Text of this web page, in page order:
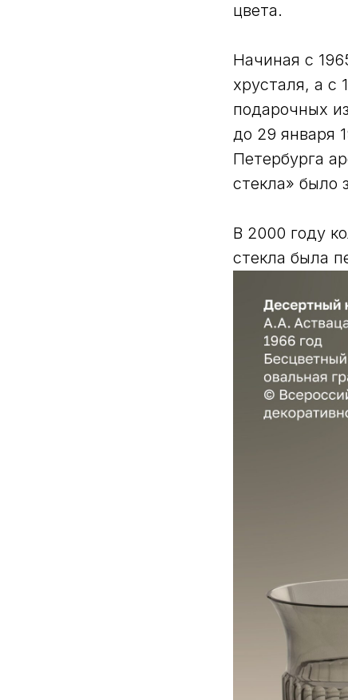
цвета.
Начиная с
хрусталя, а с
подарочных
до 29 января
Петербурга
стекла» было
В 2000 году
стекла была